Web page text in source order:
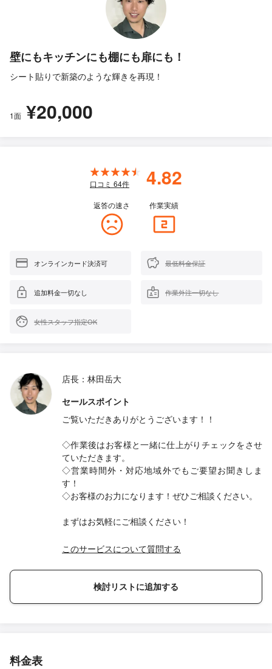
壁にもキッチンにも棚にも扉にも！
シート貼りで新築のような輝きを再現！
1面 ¥20,000
口コミ 64件 4.82
返答の速さ 作業実績
オンラインカード決済可 最低料金保証
追加料金一切なし 作業外注一切なし
女性スタッフ指定OK
店長：林田岳大
セールスポイント
ご覧いただきありがとうございます！！
◇作業後はお客様と一緒に仕上がりチェックをさせ
ていただきます。
◇営業時間外・対応地域外でもご要望お聞きしま
す！
◇お客様のお力になります！ぜひご相談ください。
まずはお気軽にご相談ください！
このサービスについて質問する
検討リストに追加する
料金表